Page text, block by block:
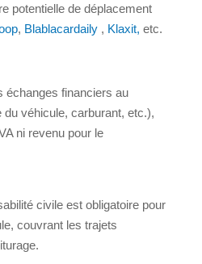
potentielle de déplacement
, Blablacardaily, Klaxit, etc.
échanges financiers au
véhicule, carburant, etc.),
ni revenu pour le
civile est obligatoire pour
couvrant les trajets